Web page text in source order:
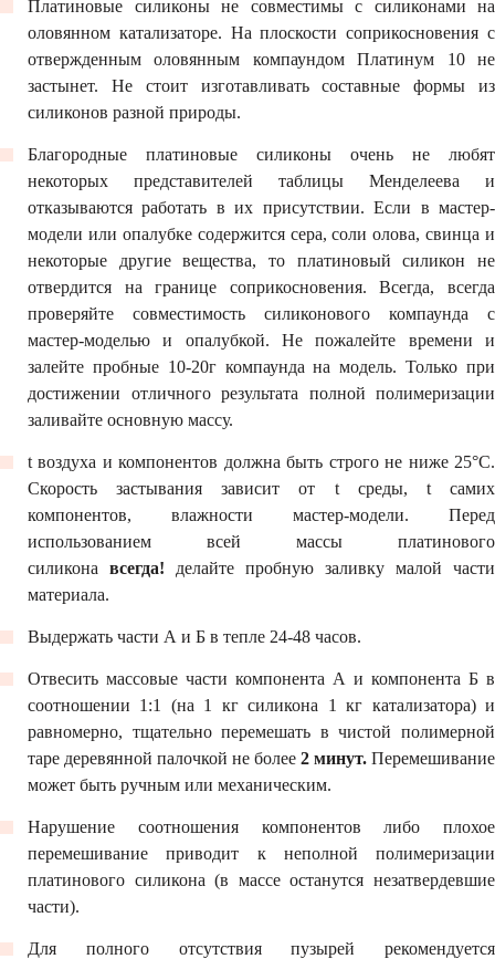
Платиновые силиконы не совместимы с силиконами на
оловянном катализаторе. На плоскости соприкосновения с
отвержденным оловянным компаундом Платинум 10 не
застынет. Не стоит изготавливать составные формы из
силиконов разной природы.
Благородные платиновые силиконы очень не любят
некоторых представителей таблицы Менделеева и
отказываются работать в их присутствии. Если в мастер-
модели или опалубке содержится сера, соли олова, свинца и
некоторые другие вещества, то платиновый силикон не
отвердится на границе соприкосновения. Всегда, всегда
проверяйте совместимость силиконового компаунда с
мастер-моделью и опалубкой. Не пожалейте времени и
залейте пробные 10-20г компаунда на модель. Только при
достижении отличного результата полной полимеризации
заливайте основную массу.
t воздуха и компонентов должна быть строго не ниже 25°С.
Скорость застывания зависит от t среды, t самих
компонентов, влажности мастер-модели. Перед
использованием всей массы платинового
силикона всегда! делайте пробную заливку малой части
материала.
Выдержать части А и Б в тепле 24-48 часов.
Отвесить массовые части компонента А и компонента Б в
соотношении 1:1 (на 1 кг силикона 1 кг катализатора) и
равномерно, тщательно перемешать в чистой полимерной
таре деревянной палочкой не более 2 минут. Перемешивание
может быть ручным или механическим.
Нарушение соотношения компонентов либо плохое
перемешивание приводит к неполной полимеризации
платинового силикона (в массе останутся незатвердевшие
части).
Для полного отсутствия пузырей рекомендуется